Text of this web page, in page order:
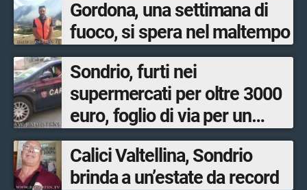
Gordona, una settimana di
fuoco, si spera nel maltempo
Sondrio, furti nei
supermercati per oltre 3000
euro, foglio di via per un
ventinovenne
Calici Valtellina, Sondrio
brinda a un’estate da record